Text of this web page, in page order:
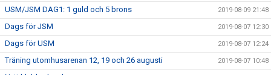
USM/JSM DAG1: 1 guld och 5 brons 2019-08-09 21:48
Dags för JSM 2019-08-07 12:30
Dags för USM 2019-08-07 12:24
Träning utomhusarenan 12, 19 och 26 augusti 2019-08-07 10:48